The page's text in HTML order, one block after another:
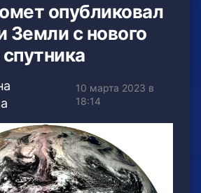
опубликовал
Земли с нового
спутника
10 марта 2023 в
18:14